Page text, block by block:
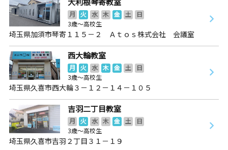
月 火 水 木 金 土
日
3歳～高校生
埼玉県加須市琴寄１１５－２ Ａｔｏｓ株式会社 会議室
西大輪教室
月 火 水 木 金 土
日
3歳～高校生
埼玉県久喜市西大輪３－１２－１４－１０５
吉羽二丁目教室
月 火 水 木 金 土
日
3歳～高校生
埼玉県久喜市吉羽２丁目３１－１９